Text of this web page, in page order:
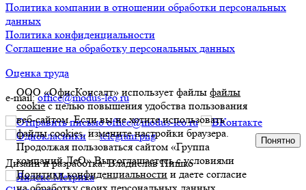
Политика компании в отношении обработки персональных
данных
Политика конфиденциальности
Соглашение на обработку персональных данных
Оценка труда
e-mail:office@modus-leo.ru
Дизайн и разработка: Владислав Пишко
ООО «ОфисКонсалт» использует файлыфайлы
cookieс целью повышения удобства пользования
веб-сайтом. Если вы не хотите использовать
файлы cookies, измените настройки браузера.
Продолжая пользоваться сайтом «Группа
компаний ЛеО» Вы соглашаетесь с условиями
Политики конфиденциальности и даете согласие
Понятно